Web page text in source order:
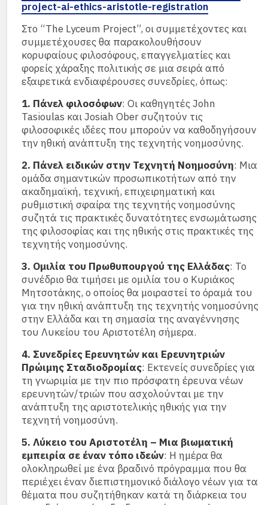
project-ai-ethics-aristotle-registration
Στο “The Lyceum Project”, οι συμμετέχοντες και
συμμετέχουσες θα παρακολουθήσουν
κορυφαίους φιλοσόφους, επαγγελματίες και
φορείς χάραξης πολιτικής σε μια σειρά από
εξαιρετικά ενδιαφέρουσες συνεδρίες, όπως:
1. Πάνελ φιλοσόφων: Οι καθηγητές John
Tasioulas και Josiah Ober συζητούν τις
φιλοσοφικές ιδέες που μπορούν να καθοδηγήσουν
την ηθική ανάπτυξη της τεχνητής νοημοσύνης.
2. Πάνελ ειδικών στην Τεχνητή Νοημοσύνη: Μια
ομάδα σημαντικών προσωπικοτήτων από την
ακαδημαϊκή, τεχνική, επιχειρηματική και
ρυθμιστική σφαίρα της τεχνητής νοημοσύνης
συζητά τις πρακτικές δυνατότητες ενσωμάτωσης
της φιλοσοφίας και της ηθικής στις πρακτικές της
τεχνητής νοημοσύνης.
3. Ομιλία του Πρωθυπουργού της Ελλάδας: Το
συνέδριο θα τιμήσει με ομιλία του ο Κυριάκος
Μητσοτάκης, ο οποίος θα μοιραστεί το όραμά του
για την ηθική ανάπτυξη της τεχνητής νοημοσύνης
στην Ελλάδα και τη σημασία της αναγέννησης
του Λυκείου του Αριστοτέλη σήμερα.
4. Συνεδρίες Ερευνητών και Ερευνητριών
Πρώιμης Σταδιοδρομίας: Εκτενείς συνεδρίες για
τη γνωριμία με την πιο πρόσφατη έρευνα νέων
ερευνητών/τριών που ασχολούνται με την
ανάπτυξη της αριστοτελικής ηθικής για την
τεχνητή νοημοσύνη.
5. Λύκειο του Αριστοτέλη – Μια βιωματική
εμπειρία σε έναν τόπο ιδεών: Η ημέρα θα
ολοκληρωθεί με ένα βραδινό πρόγραμμα που θα
περιέχει έναν διεπιστημονικό διάλογο νέων για τα
θέματα που συζητήθηκαν κατά τη διάρκεια του